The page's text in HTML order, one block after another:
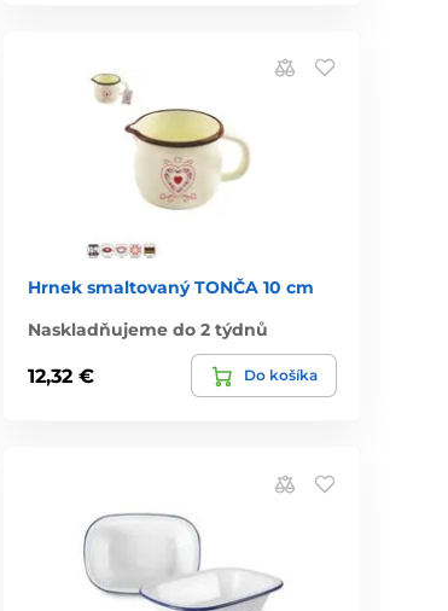
Hrnek smaltovaný TONČA 10 cm
Naskladňujeme do 2 týdnů
12,32 € Do košíka